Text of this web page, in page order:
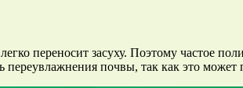
переносит засуху. Поэтому частое
переувлажнения почвы, так как это